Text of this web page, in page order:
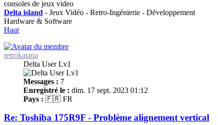
consoles de jeux video
Delta island - Jeux Vidéo - Retro-Ingénierie - Développement
Hardware & Software
Haut
retrokatana
Delta User Lv1
Messages : 7
Enregistré le : dim. 17 sept. 2023 01:12
Pays : 🇫🇷 FR
Re: Toshiba 175R9F - Problème alignement vertical